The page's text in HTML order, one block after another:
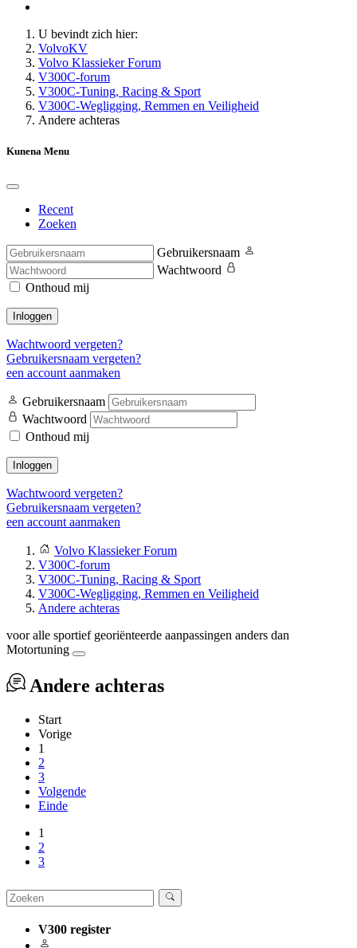
U bevindt zich hier:
VolvoKV
Volvo Klassieker Forum
V300C-forum
V300C-Tuning, Racing & Sport
V300C-Wegligging, Remmen en Veiligheid
Andere achteras
Kunena Menu
Recent
Zoeken
Gebruikersnaam
Wachtwoord
Onthoud mij
Inloggen
Wachtwoord vergeten?
Gebruikersnaam vergeten?
een account aanmaken
Gebruikersnaam
Wachtwoord
Onthoud mij
Inloggen
Wachtwoord vergeten?
Gebruikersnaam vergeten?
een account aanmaken
Volvo Klassieker Forum
V300C-forum
V300C-Tuning, Racing & Sport
V300C-Wegligging, Remmen en Veiligheid
Andere achteras
voor alle sportief georiënteerde aanpassingen anders dan
Motortuning
Andere achteras
Start
Vorige
1
2
3
Volgende
Einde
1
2
3
V300 register